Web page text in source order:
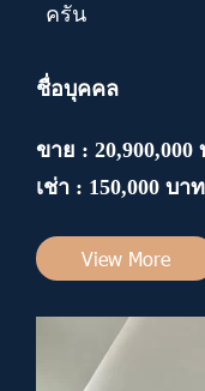
ครัน
ชื่อบุคคล
ขาย :
เช่า : 150,000 บ
View More